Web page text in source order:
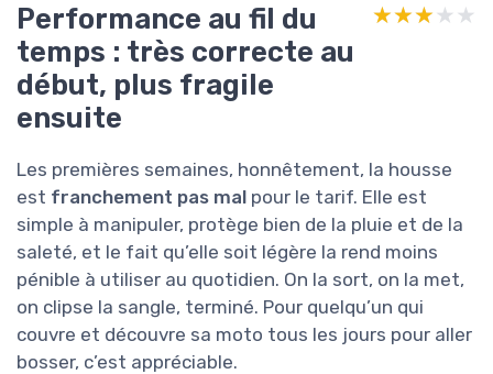
Performance au fil du
temps : très correcte au
début, plus fragile
ensuite
★★★★★
★★★★★
Les premières semaines, honnêtement, la housse
est franchement pas mal pour le tarif. Elle est
simple à manipuler, protège bien de la pluie et de la
saleté, et le fait qu’elle soit légère la rend moins
pénible à utiliser au quotidien. On la sort, on la met,
on clipse la sangle, terminé. Pour quelqu’un qui
couvre et découvre sa moto tous les jours pour aller
bosser, c’est appréciable.